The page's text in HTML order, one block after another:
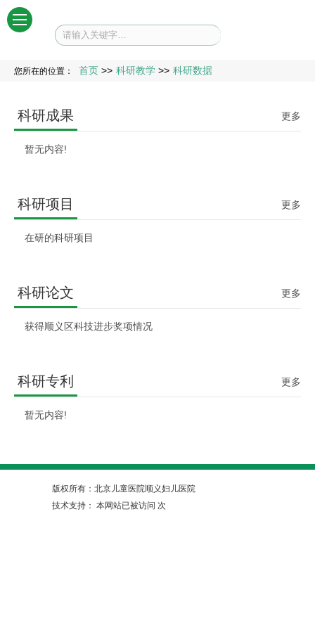
您所在的位置： 首页 >> 科研教学 >> 科研数据
更多
科研成果
暂无内容!
更多
科研项目
在研的科研项目
更多
科研论文
获得顺义区科技进步奖项情况
更多
科研专利
暂无内容!
版权所有：北京儿童医院顺义妇儿医院
技术支持： 本网站已被访问 次